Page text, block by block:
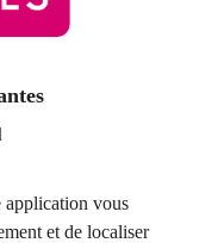
application vous
et de localiser